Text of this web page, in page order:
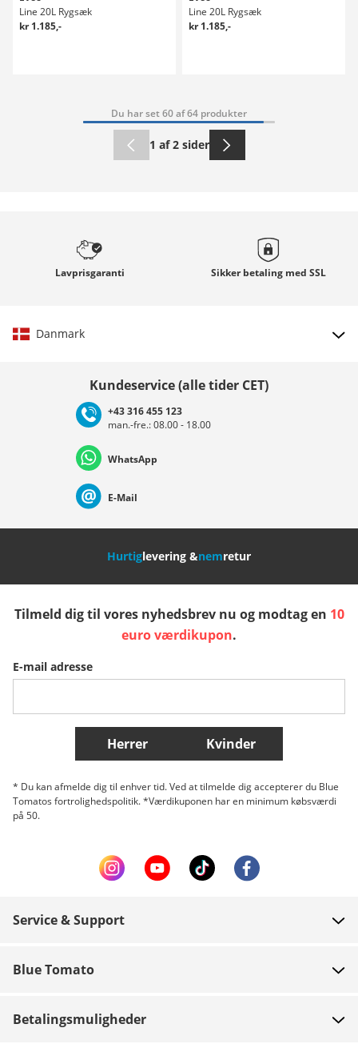
Line 20L Rygsæk
kr 1.185,-
Line 20L Rygsæk
kr 1.185,-
Du har set 60 af 64 produkter
1 af 2 sider
Lavprisgaranti Sikker betaling med SSL
Danmark
Deutschland Österreich
Nederland Italia (Italiano) Italien (Deutsch)
Slovenija
Belgique (Français) Danmark Norge
Flere lande
Kundeservice (alle tider CET)
+43 316 455 123
man.-fre.: 08.00 - 18.00
WhatsApp
E-Mail
Hurtiglevering &nemretur
Tilmeld dig til vores nyhedsbrev nu og modtag en 10
euro værdikupon.
E-mail adresse
Herrer Kvinder
* Du kan afmelde dig til enhver tid. Ved at tilmelde dig accepterer du Blue
Tomatos fortrolighedspolitik. *Værdikuponen har en minimum købsværdi
på 50.
Service & Support
Betaling
Blue Tomato
Betalingsmuligheder